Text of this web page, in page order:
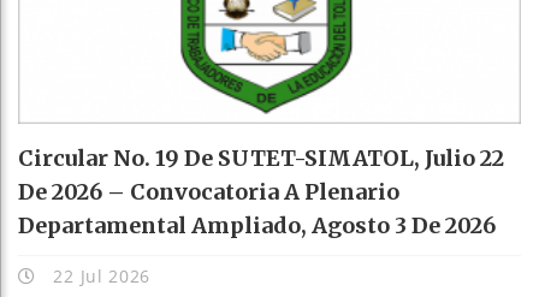
Circular No. 19 De SUTET-SIMATOL, Julio 22
De 2026 – Convocatoria A Plenario
Departamental Ampliado, Agosto 3 De 2026
22 Jul 2026